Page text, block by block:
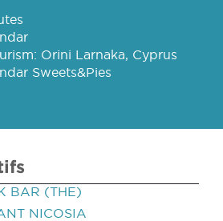
Orini Larnaka, Cyprus
Sweets&Pies
BAR (THE)
NICOSIA